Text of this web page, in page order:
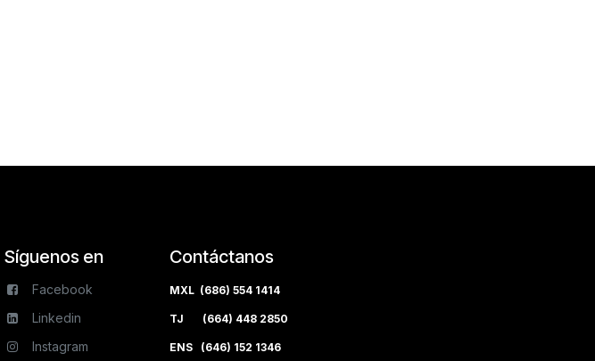
Síguenos en
Facebook
Linkedin
Instagram
Contáctanos
MXL (686) 554 1414
TJ (664) 448 2850
ENS (646) 152 1346